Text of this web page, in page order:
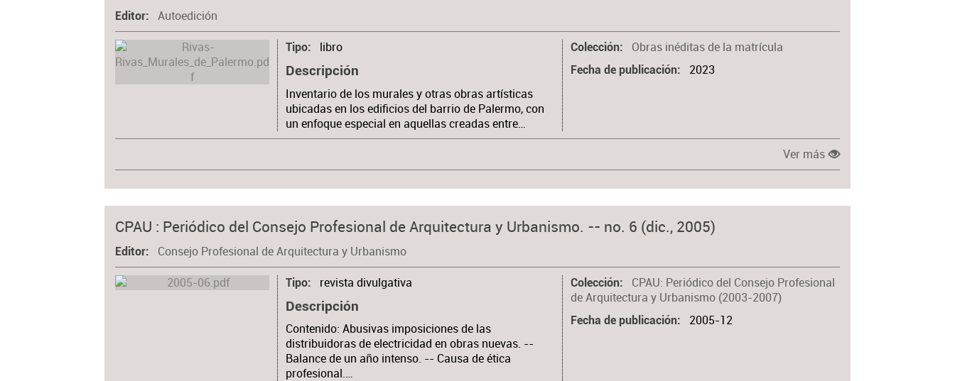
Editor Autoedición
Tipo libro
Descripción
Inventario de los murales y otras obras artísticas
ubicadas en los edificios del barrio de Palermo, con
un enfoque especial en aquellas creadas entre…
Colección Obras inéditas de la matrícula
Fecha de publicación 2023
Ver más
CPAU : Periódico del Consejo Profesional de Arquitectura y Urbanismo. -- no. 6 (dic., 2005)
Editor Consejo Profesional de Arquitectura y Urbanismo
Tipo revista divulgativa
Descripción
Contenido: Abusivas imposiciones de las
distribuidoras de electricidad en obras nuevas. --
Balance de un año intenso. -- Causa de ética
profesional.…
Colección
CPAU: Periódico del Consejo Profesional
de Arquitectura y Urbanismo (2003-2007)
Fecha de publicación 2005-12